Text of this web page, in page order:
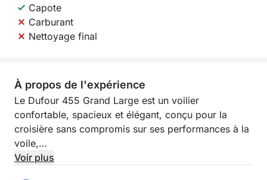
Capote
Carburant
Nettoyage final
À propos de l'expérience
Le Dufour 455 Grand Large est un voilier
confortable, spacieux et élégant, conçu pour la
croisière sans compromis sur ses performances à la
voile,
Voir plus